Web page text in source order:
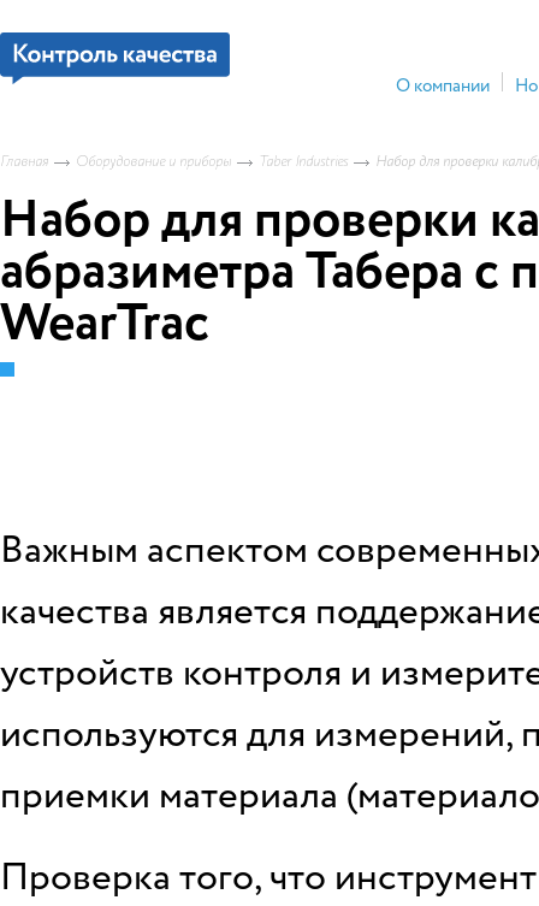
О компании
Главная Оборудование и приборы Taber Industries Набор для проверки
Набор для проверки
абразиметра Табера
WearTrac
Важным аспектом
качества является
устройств контроля и
используются для
приемки материала
Проверка того, что